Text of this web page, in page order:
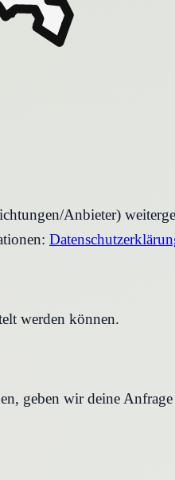
Anbieter)
werden können.
geben wir deine